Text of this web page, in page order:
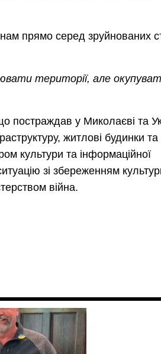
прямо серед зруйнованих
території, але
постраждав у Миколаєві та
житлові будинки та
культури та інформаційної
зі збереженням
війна.